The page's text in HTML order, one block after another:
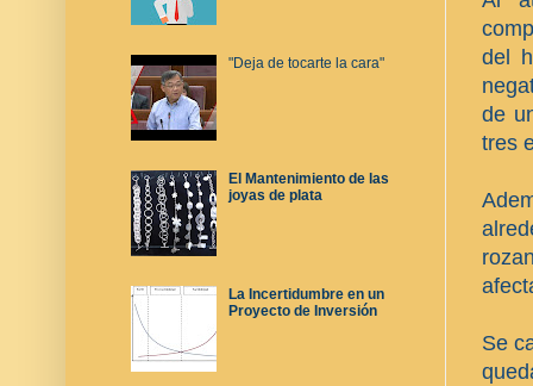
del
de
tres
Se
"Deja de tocarte la cara"
El Mantenimiento de las
joyas de plata
La Incertidumbre en un
Proyecto de Inversión